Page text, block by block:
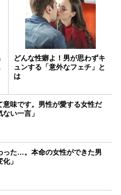
どんな性癖よ！男が思わずキ
ュンする「意外なフェチ」と
は
意味です。男性が愛する女性だ
い一言」
った…。本命の女性ができた男
」